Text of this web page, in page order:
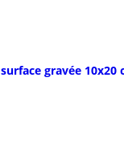
gravée 10x20